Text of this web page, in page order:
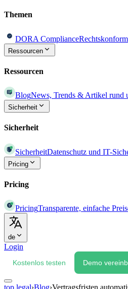
Themen
DORA Compliance
Ressourcen
Ressourcen
BlogNews, Trends & Artikel rund
Sicherheit
Sicherheit
SicherheitDatenschutz und IT-
Pricing
Pricing
PricingTransparente, einfache
de
Login
Kostenlos testen Demo